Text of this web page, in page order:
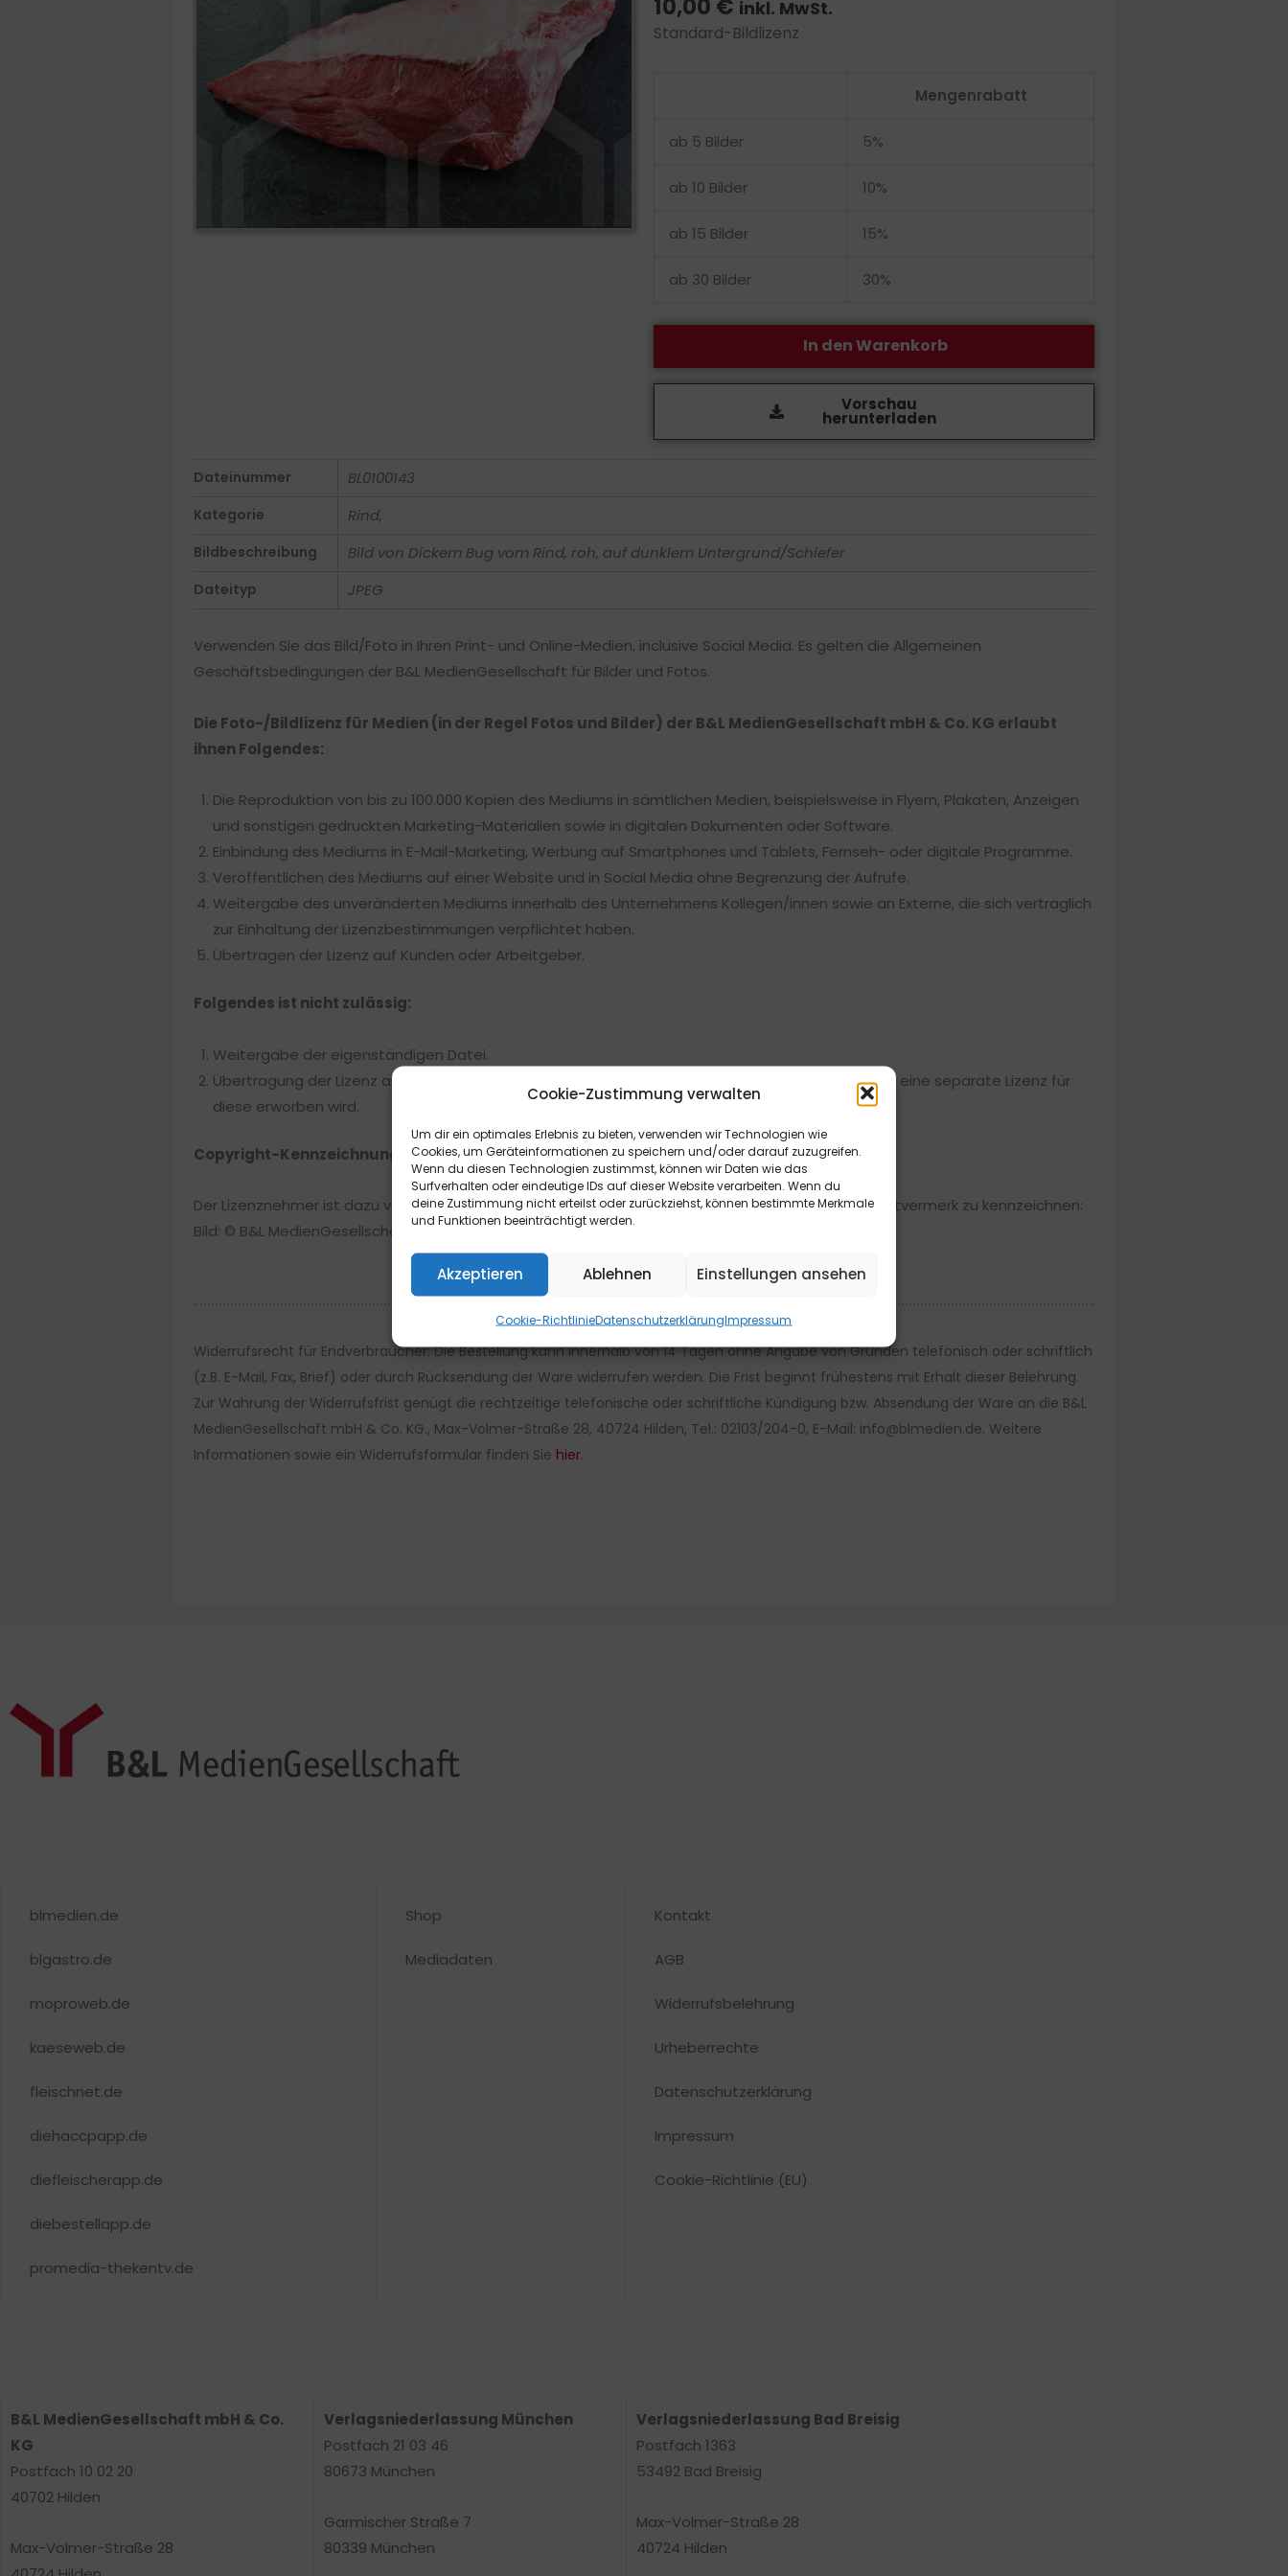
Cookie-Zustimmung verwalten
Um dir ein optimales Erlebnis zu bieten, verwenden wir Technologien wie
Cookies, um Geräteinformationen zu speichern und/oder darauf zuzugreifen.
Wenn du diesen Technologien zustimmst, können wir Daten wie das
Surfverhalten oder eindeutige IDs auf dieser Website verarbeiten. Wenn du
deine Zustimmung nicht erteilst oder zurückziehst, können bestimmte Merkmale
und Funktionen beeinträchtigt werden.
Akzeptieren Ablehnen Einstellungen ansehen
Cookie-RichtlinieDatenschutzerklärungImpressum
10,00 € inkl. MwSt.
Standard-Bildlizenz
Mengenrabatt
ab 5 Bilder 5%
ab 10 Bilder 10%
ab 15 Bilder 15%
ab 30 Bilder 30%
Dicker
Menge
In den Warenkorb
Vorschau
herunterladen
Dateinummer BL0100143
Kategorie Rind,
Bildbeschreibung Bild von Dickem Bug vom Rind, roh, auf dunklem Untergrund/Schiefer
Dateityp JPEG
Verwenden Sie das Bild/Foto in Ihren Print- und Online-Medien, inclusive Social Media. Es gelten die Allgemeinen
Geschäftsbedingungen der B&L MedienGesellschaft für Bilder und Fotos.
Die Foto-/Bildlizenz für Medien (in der Regel Fotos und Bilder) der B&L MedienGesellschaft mbH & Co. KG erlaubt
ihnen Folgendes:
Die Reproduktion von bis zu 100.000 Kopien des Mediums in sämtlichen Medien, beispielsweise in Flyern, Plakaten, Anzeigen
und sonstigen gedruckten Marketing-Materialien sowie in digitalen Dokumenten oder Software.
Einbindung des Mediums in E-Mail-Marketing, Werbung auf Smartphones und Tablets, Fernseh- oder digitale Programme.
Veröffentlichen des Mediums auf einer Website und in Social Media ohne Begrenzung der Aufrufe.
Weitergabe des unveränderten Mediums innerhalb des Unternehmens Kollegen/innen sowie an Externe, die sich vertraglich
zur Einhaltung der Lizenzbestimmungen verpflichtet haben.
Übertragen der Lizenz auf Kunden oder Arbeitgeber.
Folgendes ist nicht zulässig:
Weitergabe der eigenständigen Datei.
Übertragung der Lizenz an mehrere Arbeitgebende oder Kundinnen/Kunden, sofern nicht jeweils eine separate Lizenz für
diese erworben wird.
Copyright-Kennzeichnung:
Der Lizenznehmer ist dazu verpflichtet, das Bild bei Veröffentlichung mit dem folgendem Copyrightvermerk zu kennzeichnen:
Bild: © B&L MedienGesellschaft mbH & Co. KG
Widerrufsrecht für Endverbraucher: Die Bestellung kann innerhalb von 14 Tagen ohne Angabe von Gründen telefonisch oder schriftlich
(z.B. E-Mail, Fax, Brief) oder durch Rücksendung der Ware widerrufen werden. Die Frist beginnt frühestens mit Erhalt dieser Belehrung.
Zur Wahrung der Widerrufsfrist genügt die rechtzeitige telefonische oder schriftliche Kündigung bzw. Absendung der Ware an die B&L
MedienGesellschaft mbH & Co. KG., Max-Volmer-Straße 28, 40724 Hilden, Tel.: 02103/204-0, E-Mail: info@blmedien.de. Weitere
Informationen sowie ein Widerrufsformular finden Sie hier.
blmedien.de
blgastro.de
moproweb.de
kaeseweb.de
fleischnet.de
diehaccpapp.de
diefleischerapp.de
diebestellapp.de
promedia-thekentv.de
Shop
Mediadaten
Kontakt
AGB
Widerrufsbelehrung
Urheberrechte​
Datenschutzerklärung
Impressum
Cookie-Richtlinie (EU)
B&L MedienGesellschaft mbH & Co.
KG
Postfach 10 02 20
40702 Hilden
Max-Volmer-Straße 28
Verlagsniederlassung München
Postfach 21 03 46
80673 München
Garmischer Straße 7
80339 München
Verlagsniederlassung Bad Breisig
Postfach 1363
53492 Bad Breisig
Max-Volmer-Straße 28
40724 Hilden